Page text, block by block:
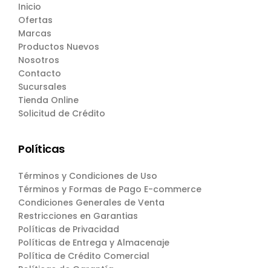
Inicio
Ofertas
Marcas
Productos Nuevos
Nosotros
Contacto
Sucursales
Tienda Online
Solicitud de Crédito
Políticas
Términos y Condiciones de Uso
Términos y Formas de Pago E-commerce
Condiciones Generales de Venta
Restricciones en Garantias
Políticas de Privacidad
Políticas de Entrega y Almacenaje
Política de Crédito Comercial